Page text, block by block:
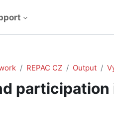
REPAC CZ Output
participation